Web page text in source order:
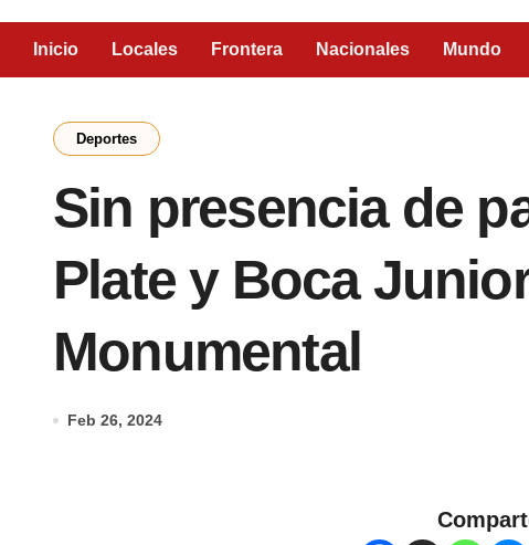
Inicio Locales Frontera Nacionales Mundo
Deportes
Sin presencia de
Plate y Boca
Monumental
Feb 26, 2024